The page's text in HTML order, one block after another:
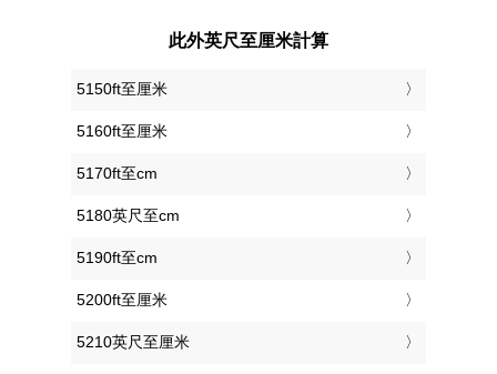
此外英尺至厘米計算
5150ft至厘米
5160ft至厘米
5170ft至cm
5180英尺至cm
5190ft至cm
5200ft至厘米
5210英尺至厘米